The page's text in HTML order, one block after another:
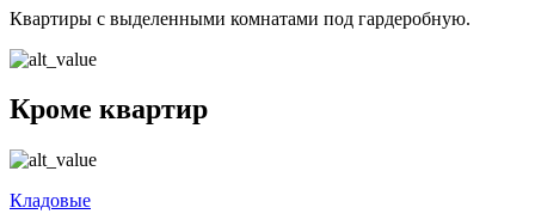
Квартиры с выделенными комнатами под гардеробную.
Кроме квартир
Кладовые